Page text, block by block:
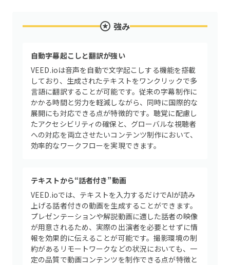
強み
自動字幕起こしと翻訳が強い
VEED.ioは音声を自動で文字起こしする機能を搭載
しており、生成されたテキストをワンクリックで多
言語に翻訳することが可能です。従来の字幕制作に
かかる時間と労力を軽減しながら、同時に国際的な
展開にも対応できる点が特徴的です。聴覚に配慮し
たアクセシビリティの確保と、グローバルな視聴者
への対応を両立させたいコンテンツ制作において、
効率的なワークフローを実現できます。
テキストから“話者付き”動画
VEED.ioでは、テキストを入力するだけでAIが読み
上げる話者付きの動画を生成することができます。
プレゼンテーションや解説動画に適した話者の映像
が用意されるため、実際の出演者を必要とせずに情
報を効果的に伝えることが可能です。撮影環境の制
約があるリモートワークなどの状況においても、一
定の品質で動画コンテンツを制作できる点が特徴と